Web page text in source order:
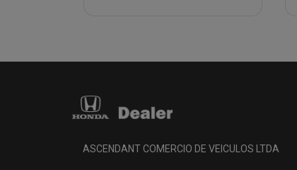
ASCENDANT COMERCIO DE VEICULOS LTDA